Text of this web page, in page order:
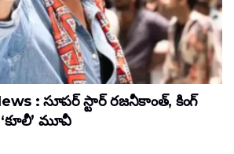
: సూపర్ స్టార్ రజనీకాంత్, కింగ్
‘కూలీ’ మూవీ